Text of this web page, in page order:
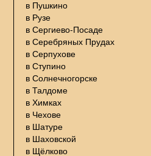
в Пушкино
в Рузе
в Сергиево-Посаде
в Серебряных Прудах
в Серпухове
в Ступино
в Солнечногорске
в Талдоме
в Химках
в Чехове
в Шатуре
в Шаховской
в Щёлково